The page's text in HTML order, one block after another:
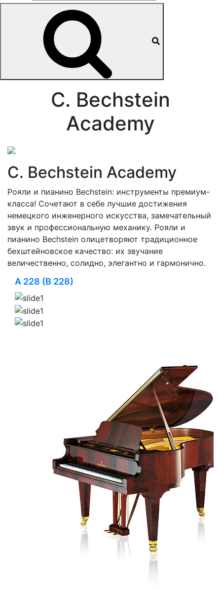
C. Bechstein
Academy
C. Bechstein Academy
Рояли и пианино Bechstein: инструменты премиум-
класса! Сочетают в себе лучшие достижения
немецкого инженерного искусства, замечательный
звук и профессиональную механику. Рояли и
пианино Bechstein олицетворяют традиционное
бехштейновское качество: их звучание
величественно, солидно, элегантно и гармонично.
A 228 (B 228)